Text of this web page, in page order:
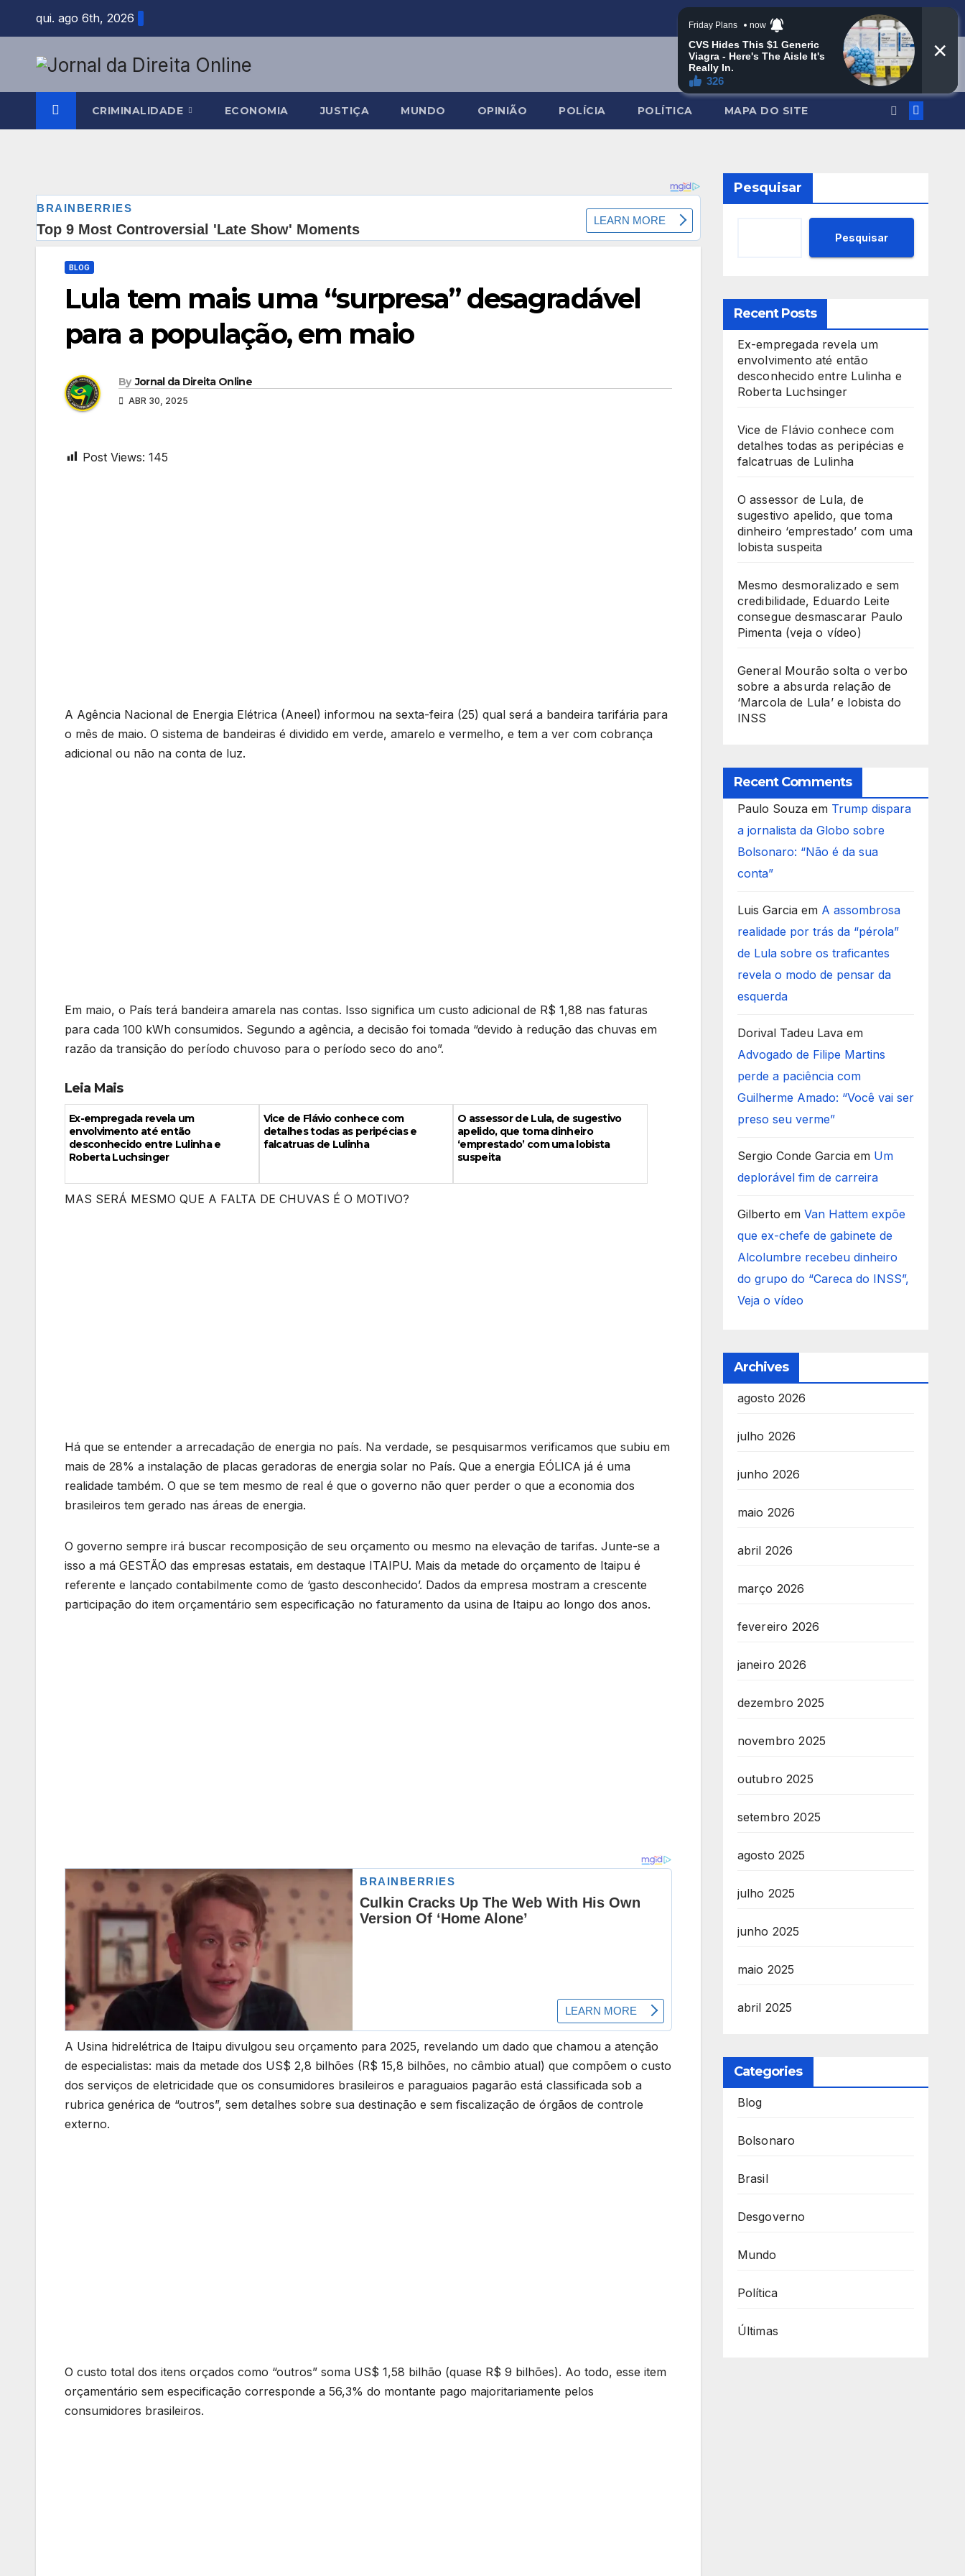
content
qui. ago 6th, 2026
CRIMINALIDADE ECONOMIA JUSTIÇA MUNDO OPINIÃO POLÍCIA POLÍTICA MAPA DO SITE
BLOG
Lula tem mais uma “surpresa” desagradável
para a população, em maio
By Jornal da Direita Online
ABR 30, 2025
Post Views: 145
A Agência Nacional de Energia Elétrica (Aneel) informou na sexta-feira (25) qual será a bandeira tarifária para
o mês de maio. O sistema de bandeiras é dividido em verde, amarelo e vermelho, e tem a ver com cobrança
adicional ou não na conta de luz.
Em maio, o País terá bandeira amarela nas contas. Isso significa um custo adicional de R$ 1,88 nas faturas
para cada 100 kWh consumidos. Segundo a agência, a decisão foi tomada “devido à redução das chuvas em
razão da transição do período chuvoso para o período seco do ano”.
Leia Mais
Ex-empregada revela um
envolvimento até então
desconhecido entre Lulinha e
Roberta Luchsinger
Vice de Flávio conhece com
detalhes todas as peripécias e
falcatruas de Lulinha
O assessor de Lula, de sugestivo
apelido, que toma dinheiro
‘emprestado’ com uma lobista
suspeita
MAS SERÁ MESMO QUE A FALTA DE CHUVAS É O MOTIVO?
Há que se entender a arrecadação de energia no país. Na verdade, se pesquisarmos verificamos que subiu em
mais de 28% a instalação de placas geradoras de energia solar no País. Que a energia EÓLICA já é uma
realidade também. O que se tem mesmo de real é que o governo não quer perder o que a economia dos
brasileiros tem gerado nas áreas de energia.
O governo sempre irá buscar recomposição de seu orçamento ou mesmo na elevação de tarifas. Junte-se a
isso a má GESTÃO das empresas estatais, em destaque ITAIPU. Mais da metade do orçamento de Itaipu é
referente e lançado contabilmente como de ‘gasto desconhecido’. Dados da empresa mostram a crescente
participação do item orçamentário sem especificação no faturamento da usina de Itaipu ao longo dos anos.
A Usina hidrelétrica de Itaipu divulgou seu orçamento para 2025, revelando um dado que chamou a atenção
de especialistas: mais da metade dos US$ 2,8 bilhões (R$ 15,8 bilhões, no câmbio atual) que compõem o custo
dos serviços de eletricidade que os consumidores brasileiros e paraguaios pagarão está classificada sob a
rubrica genérica de “outros”, sem detalhes sobre sua destinação e sem fiscalização de órgãos de controle
externo.
O custo total dos itens orçados como “outros” soma US$ 1,58 bilhão (quase R$ 9 bilhões). Ao todo, esse item
orçamentário sem especificação corresponde a 56,3% do montante pago majoritariamente pelos
consumidores brasileiros.
Pesquisar
Pesquisar
Recent Posts
Ex-empregada revela um
envolvimento até então
desconhecido entre Lulinha e
Roberta Luchsinger
Vice de Flávio conhece com
detalhes todas as peripécias e
falcatruas de Lulinha
O assessor de Lula, de
sugestivo apelido, que toma
dinheiro ‘emprestado’ com uma
lobista suspeita
Mesmo desmoralizado e sem
credibilidade, Eduardo Leite
consegue desmascarar Paulo
Pimenta (veja o vídeo)
General Mourão solta o verbo
sobre a absurda relação de
‘Marcola de Lula’ e lobista do
INSS
Recent Comments
Paulo Souzaem Trump dispara
a jornalista da Globo sobre
Bolsonaro: “Não é da sua
conta”
Luis Garciaem A assombrosa
realidade por trás da “pérola”
de Lula sobre os traficantes
revela o modo de pensar da
esquerda
Dorival Tadeu Lavaem
Advogado de Filipe Martins
perde a paciência com
Guilherme Amado: “Você vai ser
preso seu verme”
Sergio Conde Garciaem Um
deplorável fim de carreira
Gilberto em Van Hattem expõe
que ex-chefe de gabinete de
Alcolumbre recebeu dinheiro
do grupo do “Careca do INSS”,
Veja o vídeo
Archives
agosto 2026
julho 2026
junho 2026
maio 2026
abril 2026
março 2026
fevereiro 2026
janeiro 2026
dezembro 2025
novembro 2025
outubro 2025
setembro 2025
agosto 2025
julho 2025
junho 2025
maio 2025
abril 2025
Categories
Blog
Bolsonaro
Brasil
Desgoverno
Mundo
Política
Últimas